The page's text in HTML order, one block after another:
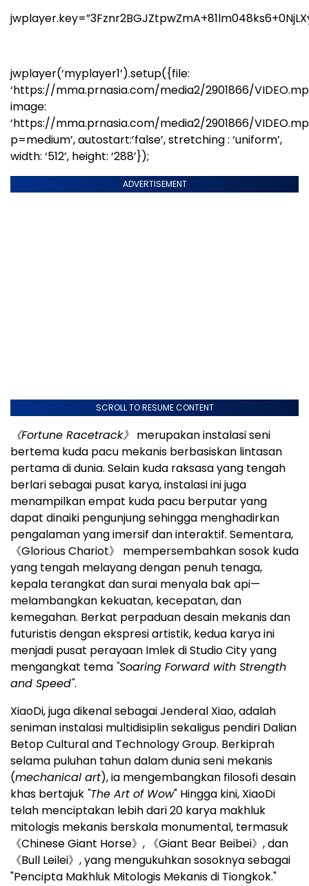
jwplayer(‘myplayer1’).setup({file:
‘https://mma.prnasia.com/media2/2901866/
image:
‘https://mma.prnasia.com/media2/2901866/
p=medium’, autostart:’false’, stretching : ‘uniform’,
width: ‘512’, height: ‘288’});
ADVERTISEMENT
SCROLL TO RESUME CONTENT
《Fortune Racetrack》 merupakan instalasi seni
bertema kuda pacu mekanis berbasiskan lintasan
pertama di dunia. Selain kuda raksasa yang tengah
berlari sebagai pusat karya, instalasi ini juga
menampilkan empat kuda pacu berputar yang
dapat dinaiki pengunjung sehingga menghadirkan
pengalaman yang imersif dan interaktif. Sementara,
《Glorious Chariot》 mempersembahkan sosok kuda
yang tengah melayang dengan penuh tenaga,
kepala terangkat dan surai menyala bak api—
melambangkan kekuatan, kecepatan, dan
kemegahan. Berkat perpaduan desain mekanis dan
futuristis dengan ekspresi artistik, kedua karya ini
menjadi pusat perayaan Imlek di Studio City yang
mengangkat tema "Soaring Forward with Strength
and Speed".
XiaoDi, juga dikenal sebagai Jenderal Xiao, adalah
seniman instalasi multidisiplin sekaligus pendiri Dalian
Betop Cultural and Technology Group. Berkiprah
selama puluhan tahun dalam dunia seni mekanis
(mechanical art), ia mengembangkan filosofi desain
khas bertajuk "The Art of Wow" Hingga kini, XiaoDi
telah menciptakan lebih dari 20 karya makhluk
mitologis mekanis berskala monumental, termasuk
《Chinese Giant Horse》, 《Giant Bear Beibei》, dan
《Bull Leilei》, yang mengukuhkan sosoknya sebagai
"Pencipta Makhluk Mitologis Mekanis di Tiongkok."